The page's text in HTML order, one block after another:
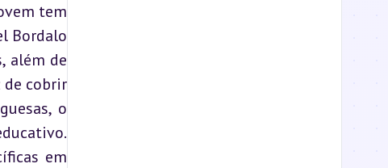
tem
Bordalo
além de
de cobrir
o
em